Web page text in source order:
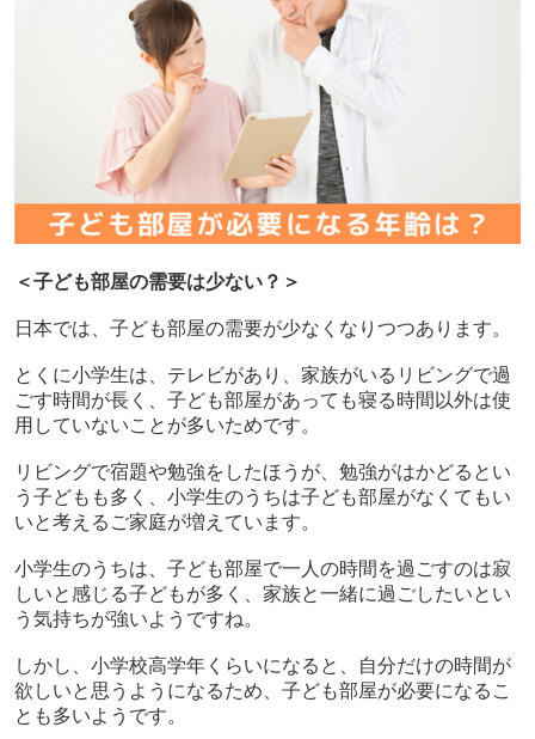
＜子ども部屋の需要は少ない？＞
日本では、子ども部屋の需要が少なくなりつつあります。
とくに小学生は、テレビがあり、家族がいるリビングで過
ごす時間が長く、子ども部屋があっても寝る時間以外は使
用していないことが多いためです。
リビングで宿題や勉強をしたほうが、勉強がはかどるとい
う子どもも多く、小学生のうちは子ども部屋がなくてもい
いと考えるご家庭が増えています。
小学生のうちは、子ども部屋で一人の時間を過ごすのは寂
しいと感じる子どもが多く、家族と一緒に過ごしたいとい
う気持ちが強いようですね。
しかし、小学校高学年くらいになると、自分だけの時間が
欲しいと思うようになるため、子ども部屋が必要になるこ
とも多いようです。